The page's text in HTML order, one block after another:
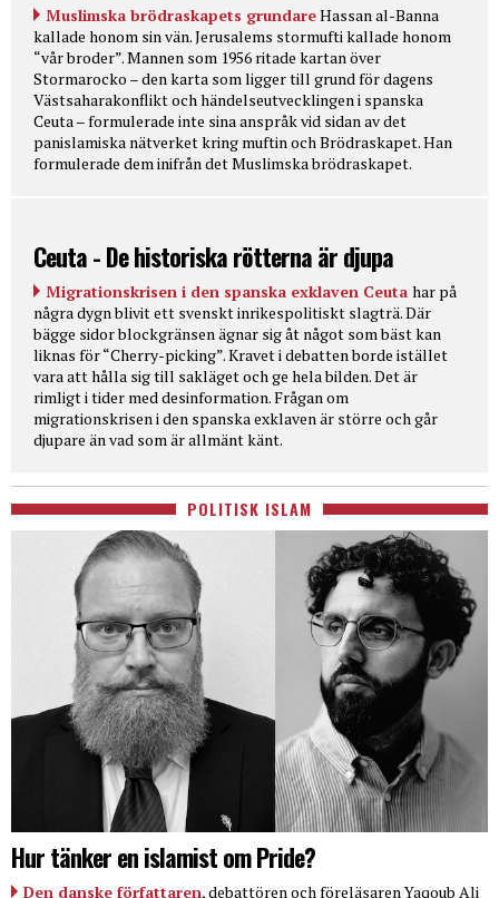
Muslimska brödraskapets grundareHassan al-Banna
kallade honom sin vän. Jerusalems stormufti kallade honom
“vår broder”. Mannen som 1956 ritade kartan över
Stormarocko – den karta som ligger till grund för dagens
Västsaharakonflikt och händelseutvecklingen i spanska
Ceuta – formulerade inte sina anspråk vid sidan av det
panislamiska nätverket kring muftin och Brödraskapet. Han
formulerade dem inifrån det Muslimska brödraskapet.
Ceuta - De historiska rötterna är djupa
Migrationskrisen i den spanska exklaven Ceuta har på
några dygn blivit ett svenskt inrikespolitiskt slagträ. Där
bägge sidor blockgränsen ägnar sig åt något som bäst kan
liknas för “Cherry-picking”. Kravet i debatten borde istället
vara att hålla sig till sakläget och ge hela bilden. Det är
rimligt i tider med desinformation. Frågan om
migrationskrisen i den spanska exklaven är större och går
djupare än vad som är allmänt känt.
POLITISK ISLAM
Hur tänker en islamist om Pride?
Den danske författaren, debattören och föreläsaren Yaqoub Ali